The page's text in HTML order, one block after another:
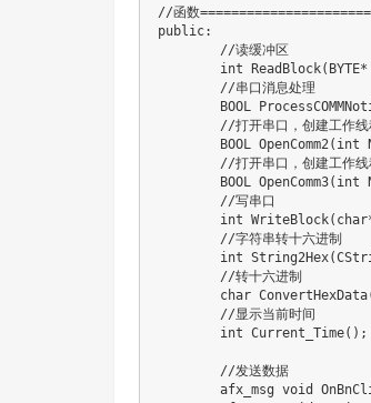
//函数
public:
//读缓冲区
int
ReadBlock( BYTE*
//串口消息处理
	BOOL
//打开串口，创建工作线
	BOOL
OpenComm2( int
//打开串口，创建工作线
	BOOL
OpenComm3( int
//写串口
int WriteBlock( char
//字符串转十六进制
int String2Hex(
//转十六进制
char ConvertHexData
//显示当前时间
int Current_Time( ) ;
//发送数据
	afx_msg
void